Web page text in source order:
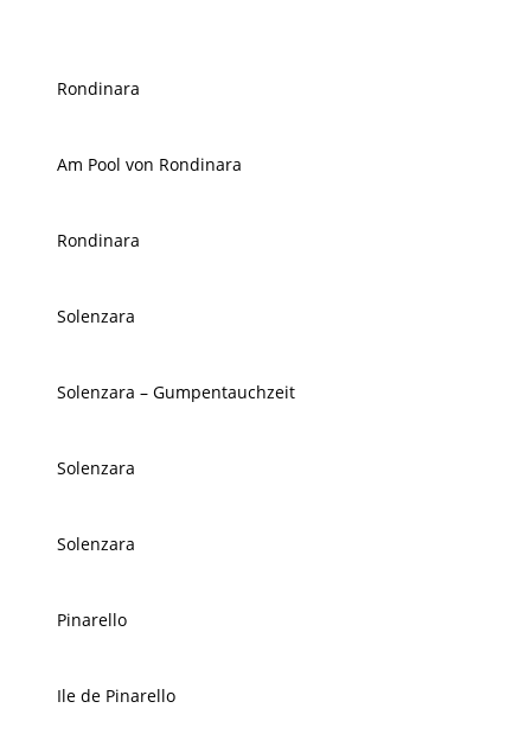
Rondinara
Am Pool von Rondinara
Rondinara
Solenzara
Solenzara – Gumpentauchzeit
Solenzara
Solenzara
Pinarello
Ile de Pinarello